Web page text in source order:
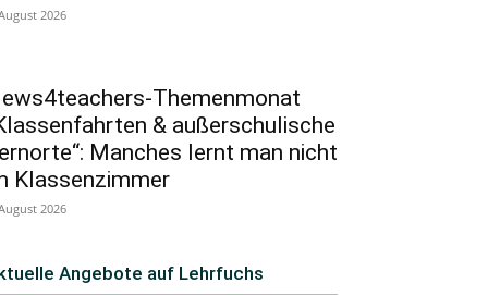
2026
Themenmonat
& außerschulische
Manches lernt man nicht
Klassenzimmer
2026
Angebote auf Lehrfuchs